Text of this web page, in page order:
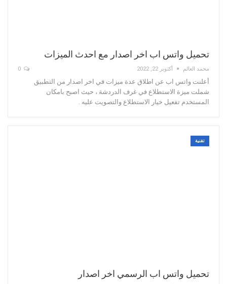
تحميل واتس اب اخر اصدار مع احدث الميزات
محمد العالم أكتوبر 22, 2022
أعلنت واتس اب عن اطلاق عدة ميزات في اخر اصدار من التطبيق
شملت ميزة الاستطلاع في غرف الدردشة ، حيث اصبح بامكان
المستخدم تفعيل خيار الاستطلاع والتصويت عليه .
تقنية
تحميل واتس اب الرسمي اخر اصدار